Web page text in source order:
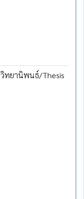
วิทยานิพนธ์/Thesis